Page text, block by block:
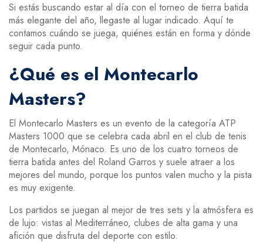
Si estás buscando estar al día con el torneo de tierra batida
más elegante del año, llegaste al lugar indicado. Aquí te
contamos cuándo se juega, quiénes están en forma y dónde
seguir cada punto.
¿Qué es el Montecarlo
Masters?
El Montecarlo Masters es un evento de la categoría ATP
Masters 1000 que se celebra cada abril en el club de tenis
de Montecarlo, Mónaco. Es uno de los cuatro torneos de
tierra batida antes del Roland Garros y suele atraer a los
mejores del mundo, porque los puntos valen mucho y la pista
es muy exigente.
Los partidos se juegan al mejor de tres sets y la atmósfera es
de lujo: vistas al Mediterráneo, clubes de alta gama y una
afición que disfruta del deporte con estilo.